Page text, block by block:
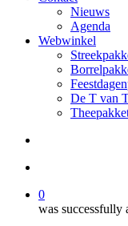
Nieuws
Agenda
Webwinkel
De T van
0
was successfully